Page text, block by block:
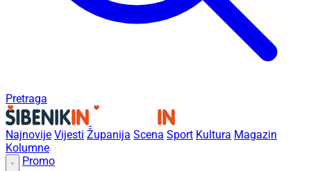
Pretraga
Najnovije Vijesti Županija Scena Sport Kultura Magazin
Kolumne
Promo